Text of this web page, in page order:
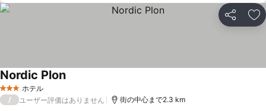
シェア お
3 ホテルのランク
ホテル
Nordic Plon
/ ユーザー評価はありません 街の中心まで2.3 km